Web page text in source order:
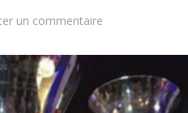
un commentaire